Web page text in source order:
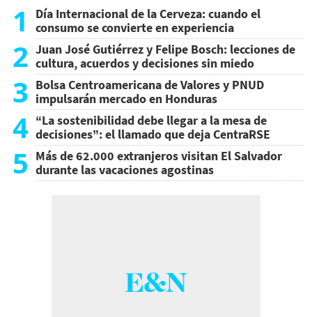
1
Día Internacional de la Cerveza: cuando el
consumo se convierte en experiencia
2 Juan José Gutiérrez y Felipe Bosch: lecciones de
cultura, acuerdos y decisiones sin miedo
3 Bolsa Centroamericana de Valores y PNUD
impulsarán mercado en Honduras
4 “La sostenibilidad debe llegar a la mesa de
decisiones”: el llamado que deja CentraRSE
5 Más de 62.000 extranjeros visitan El Salvador
durante las vacaciones agostinas